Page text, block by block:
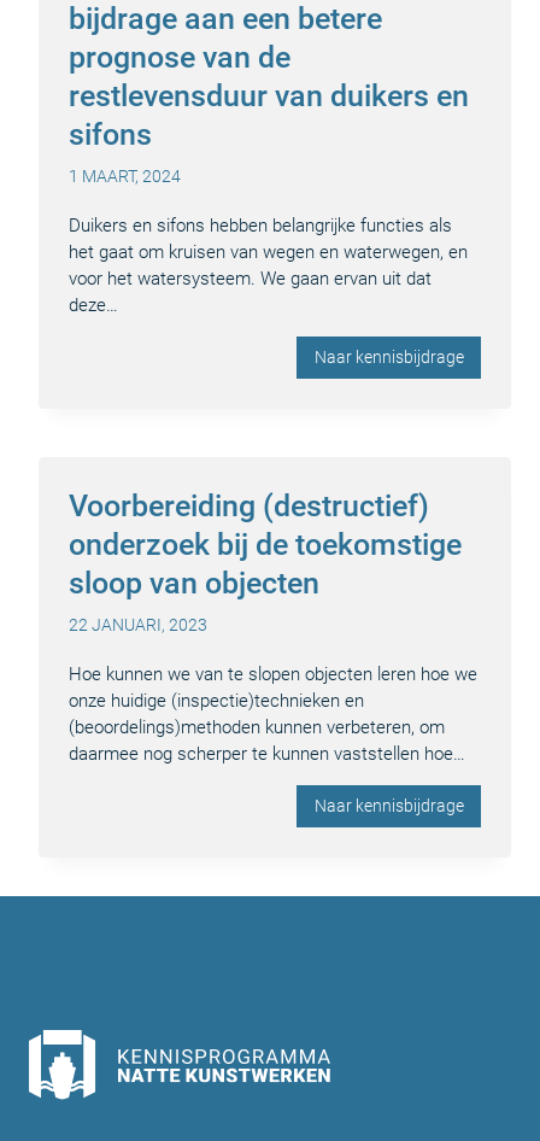
bijdrage aan een betere
prognose van de
restlevensduur van duikers en
sifons
1 MAART, 2024
Duikers en sifons hebben belangrijke functies als
het gaat om kruisen van wegen en waterwegen, en
voor het watersysteem. We gaan ervan uit dat
deze…
Naar kennisbijdrage
Voorbereiding (destructief)
onderzoek bij de toekomstige
sloop van objecten
22 JANUARI, 2023
Hoe kunnen we van te slopen objecten leren hoe we
onze huidige (inspectie)technieken en
(beoordelings)methoden kunnen verbeteren, om
daarmee nog scherper te kunnen vaststellen hoe…
Naar kennisbijdrage